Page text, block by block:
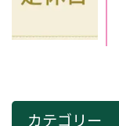
カテゴリー